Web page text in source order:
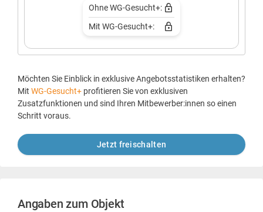
Ohne WG-Gesucht+:
Mit WG-Gesucht+:
Möchten Sie Einblick in exklusive Angebotsstatistiken erhalten?
Mit WG-Gesucht+ profitieren Sie von exklusiven
Zusatzfunktionen und sind Ihren Mitbewerber:innen so einen
Schritt voraus.
Jetzt freischalten
Angaben zum Objekt